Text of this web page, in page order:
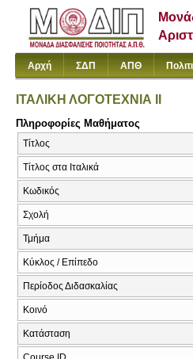
Αρχή ΣΔΠ ΑΠΘ
ΙΤΑΛΙΚΗ ΛΟΓΟΤΕΧΝΙΑ ΙΙ
Πληροφορίες Μαθήματος
Τίτλος
Τίτλος στα Ιταλικά
Κωδικός
Σχολή
Τμήμα
Κύκλος / Επίπεδο
Περίοδος Διδασκαλίας
Κοινό
Κατάσταση